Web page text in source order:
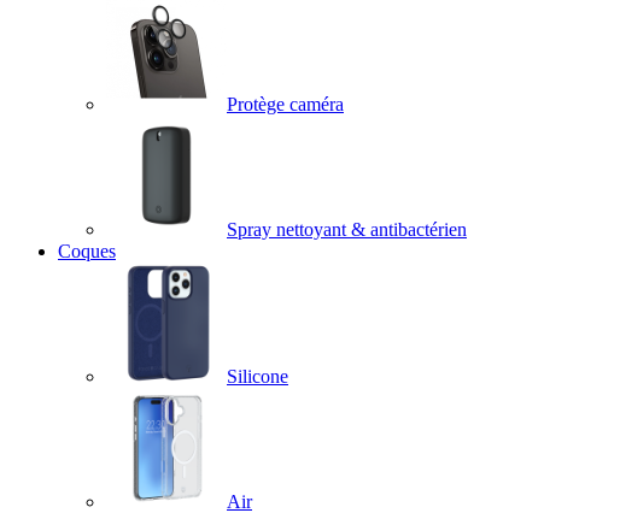
Protège caméra
Spray nettoyant & antibactérien
Coques
Silicone
Air